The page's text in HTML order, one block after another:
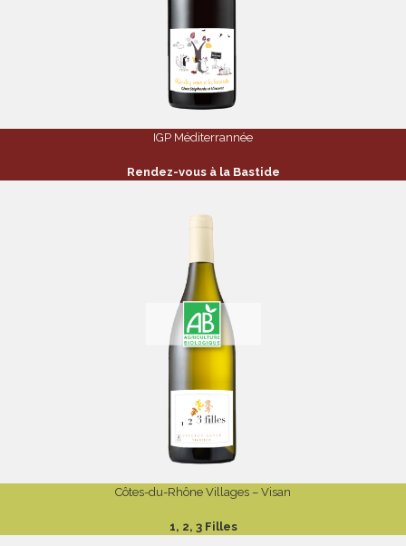
IGP Méditerrannée
Rendez-vous à la Bastide
Côtes-du-Rhône Villages – Visan
1, 2, 3 Filles